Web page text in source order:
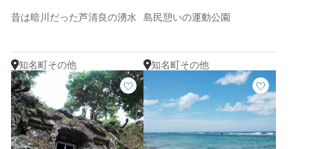
昔は暗川だった芦清良の湧水
知名町その他
島民憩いの運動公園
知名町その他